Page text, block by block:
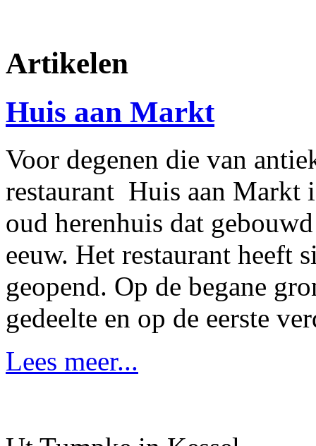
Artikelen
Huis aan Markt
Voor degenen die van
restaurant Huis aan Markt
oud herenhuis dat
eeuw. Het restaurant heeft
geopend. Op de begane
gedeelte en op de eerste
Lees meer...